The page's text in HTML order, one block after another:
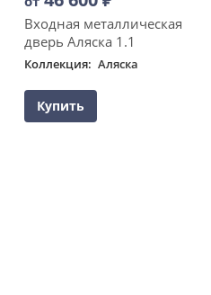
Входная металлическая
дверь Аляска 1.1
Коллекция Аляска
Купить